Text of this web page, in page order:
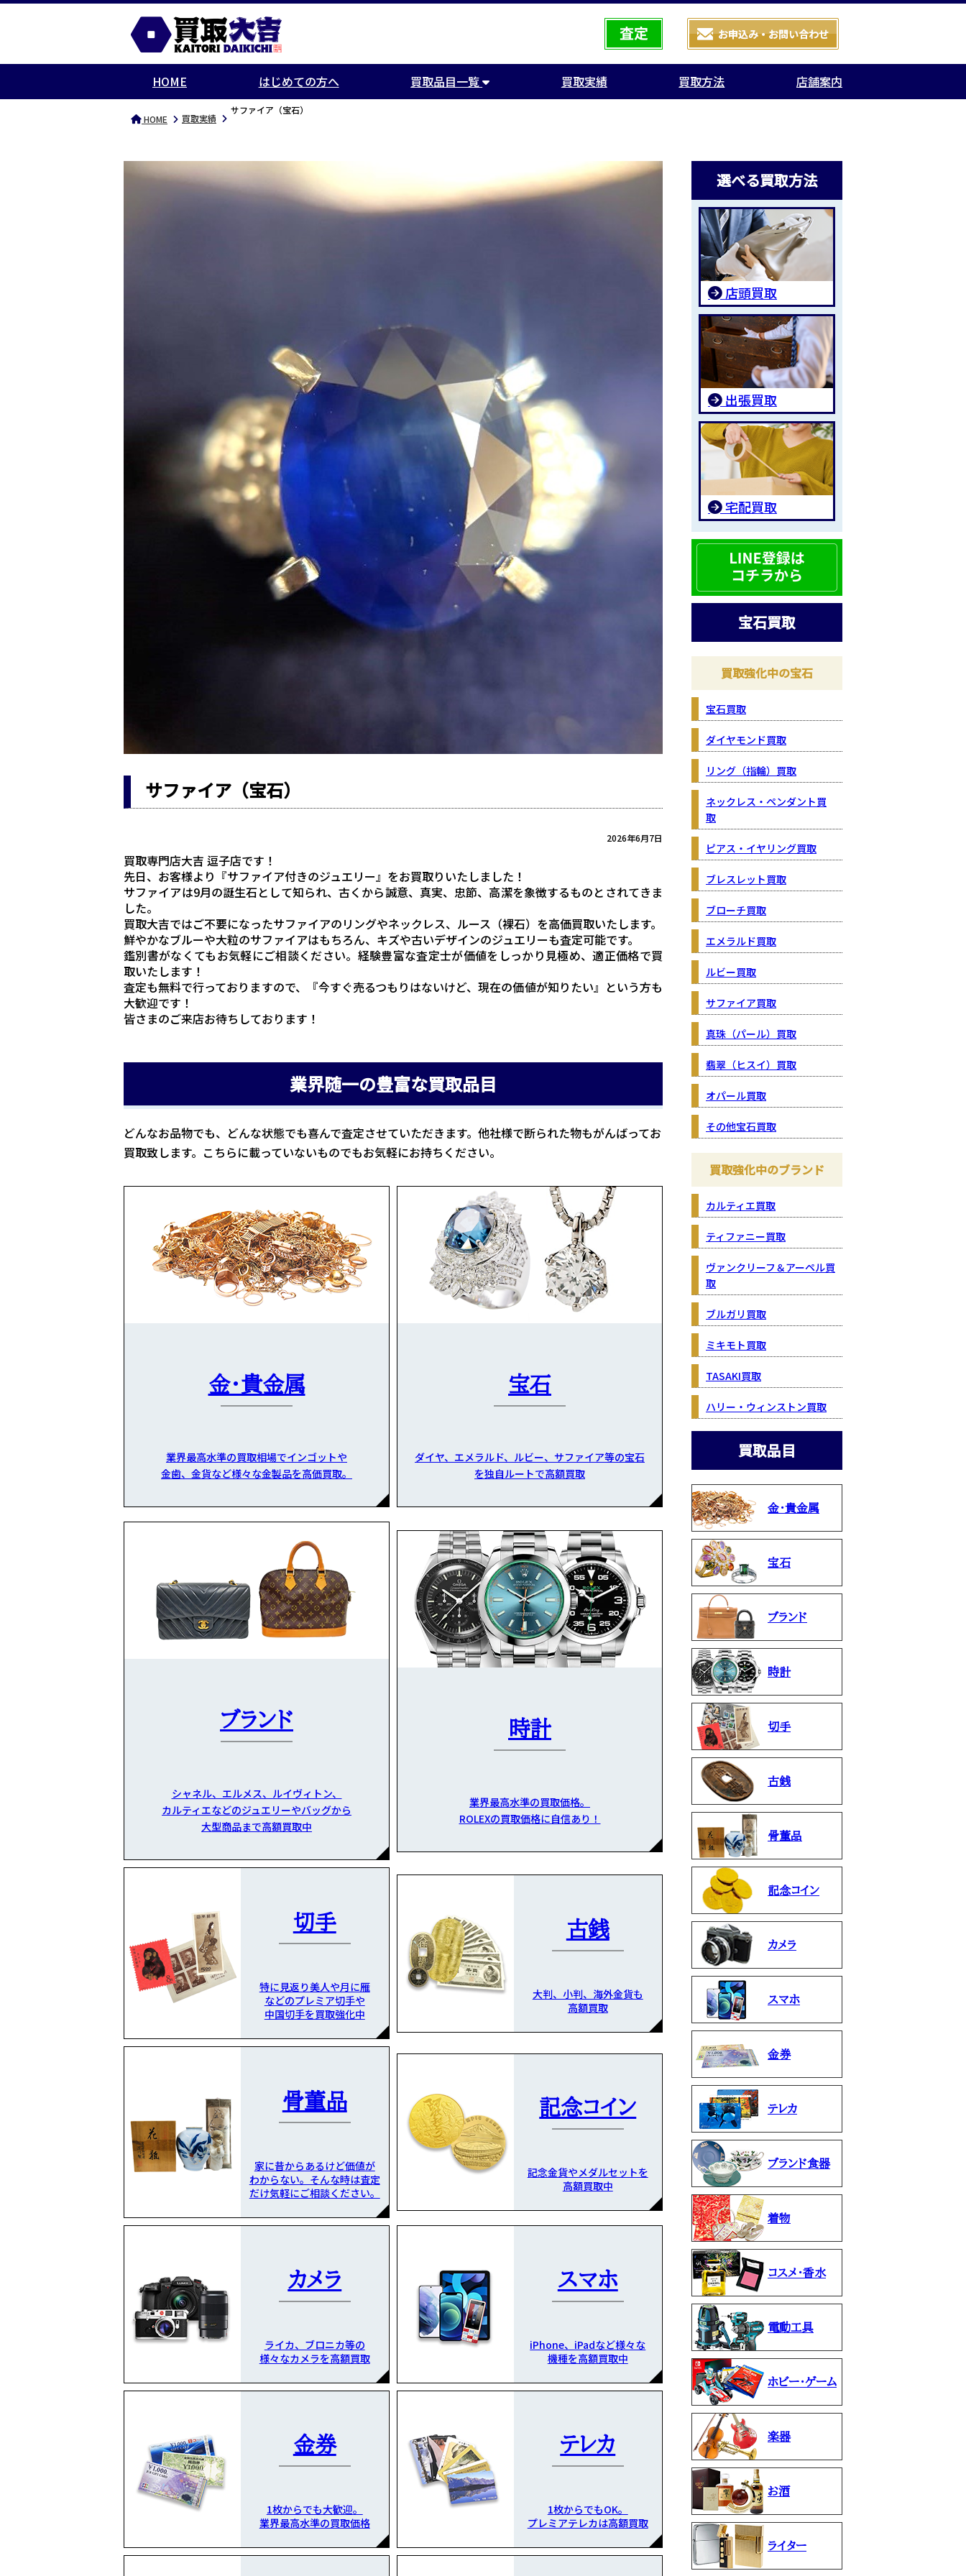
HOME はじめての方へ 買取品目一覧 買取実績 買取方法 店舗案内
HOME 買取実績
サファイア（宝石）
サファイア（宝石）
2026年6月7日
買取専門店大吉 逗子店です！
先日、お客様より『サファイア付きのジュエリー』をお買取りいたしました！
サファイアは9月の誕生石として知られ、古くから誠意、真実、忠節、高潔を象徴するものとされてきま
した。
買取大吉ではご不要になったサファイアのリングやネックレス、ルース（裸石）を高価買取いたします。
鮮やかなブルーや大粒のサファイアはもちろん、キズや古いデザインのジュエリーも査定可能です。
鑑別書がなくてもお気軽にご相談ください。経験豊富な査定士が価値をしっかり見極め、適正価格で買
取いたします！
査定も無料で行っておりますので、『今すぐ売るつもりはないけど、現在の価値が知りたい』という方も
大歓迎です！
皆さまのご来店お待ちしております！
業界随一の豊富な買取品目
どんなお品物でも、どんな状態でも喜んで査定させていただきます。他社様で断られた物もがんばってお
買取致します。こちらに載っていないものでもお気軽にお持ちください。
金・貴金属
業界最高水準の買取相場でインゴットや
金歯、金貨など様々な金製品を高価買取。
宝石
ダイヤ、エメラルド、ルビー、サファイア等の宝石
を独自ルートで高額買取
ブランド
シャネル、エルメス、ルイヴィトン、
カルティエなどのジュエリーやバッグから
大型商品まで高額買取中
時計
業界最高水準の買取価格。
ROLEXの買取価格に自信あり！
切手
特に見返り美人や月に雁
などのプレミア切手や
中国切手を買取強化中
古銭
大判、小判、海外金貨も
高額買取
骨董品
家に昔からあるけど価値が
わからない。そんな時は査定
だけ気軽にご相談ください。
記念コイン
記念金貨やメダルセットを
高額買取中
カメラ
ライカ、ブロニカ等の
様々なカメラを高額買取
スマホ
iPhone、iPadなど様々な
機種を高額買取中
金券
1枚からでも大歓迎。
業界最高水準の買取価格
テレカ
1枚からでもOK。
プレミアテレカは高額買取
選べる買取方法
店頭買取
出張買取
宅配買取
宝石買取
買取強化中の宝石
宝石買取
ダイヤモンド買取
リング（指輪）買取
ネックレス・ペンダント買
取
ピアス・イヤリング買取
ブレスレット買取
ブローチ買取
エメラルド買取
ルビー買取
サファイア買取
真珠（パール）買取
翡翠（ヒスイ）買取
オパール買取
その他宝石買取
買取強化中のブランド
カルティエ買取
ティファニー買取
ヴァンクリーフ＆アーペル買
取
ブルガリ買取
ミキモト買取
TASAKI買取
ハリー・ウィンストン買取
買取品目
金・貴金属
宝石
ブランド
時計
切手
古銭
骨董品
記念コイン
カメラ
スマホ
金券
テレカ
ブランド食器
着物
コスメ・香水
電動工具
ホビー・ゲーム
楽器
お酒
ライター